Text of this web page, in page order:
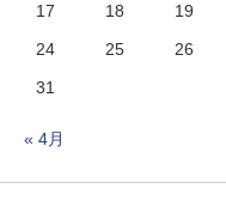
17
18 19
24
25 26
31
« 4月